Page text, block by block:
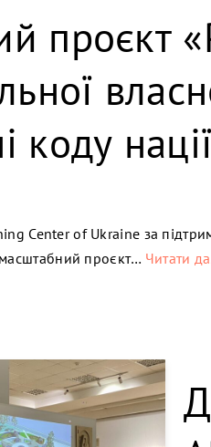
проєкт
коду
Center of Ukraine за
проєкт… Читати